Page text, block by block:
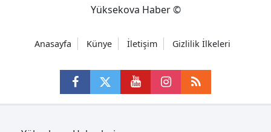
Yüksekova Haber ©
Anasayfa Künye İletişim Gizlilik İlkeleri